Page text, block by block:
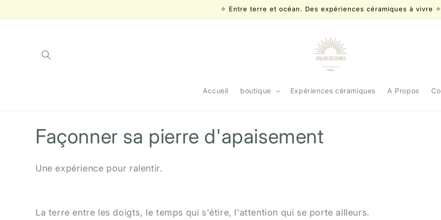
au
✧ Entre terre et océan. Des expériences céramiques à vivre ✧
Accueil boutique Expériences céramiques A Propos
C
o
l
Façonner sa pierre d'apaisement
Une expérience pour ralentir.
La terre entre les doigts, le temps qui s'étire, l'attention qui se porte ailleurs.